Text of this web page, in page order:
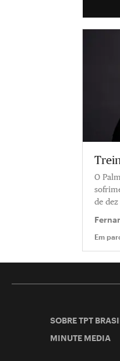
O
de
Em
SOBRE TPT
MINUTE MEDIA